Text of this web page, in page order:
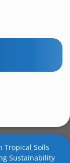
Tropical Soils
Sustainability